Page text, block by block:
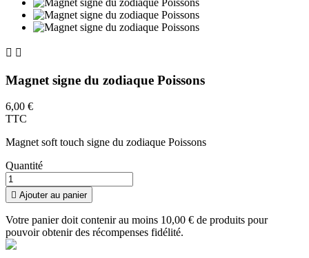
 
Magnet signe du zodiaque Poissons
6,00 €
TTC
Magnet soft touch signe du zodiaque Poissons
Quantité
 Ajouter au panier
Votre panier doit contenir au moins 10,00 € de produits pour
pouvoir obtenir des récompenses fidélité.